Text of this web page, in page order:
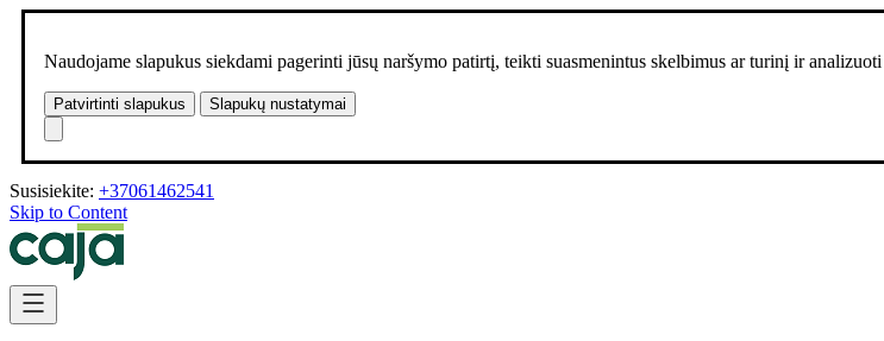
Naudojame slapukus siekdami pagerinti jūsų naršymo patirtį, teikti suasmenintus skelbimus ar turinį ir
Patvirtinti slapukus Slapukų nustatymai
Susisiekite: +37061462541
Skip to Content